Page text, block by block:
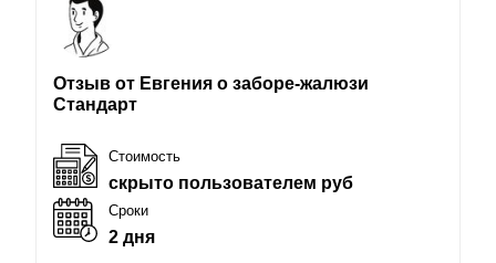
Отзыв от Евгения о заборе-жалюзи
Стандарт
Стоимость
скрыто пользователем руб
Сроки
2 дня